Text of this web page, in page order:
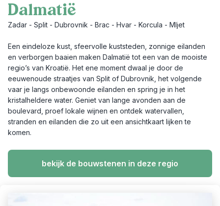
Dalmatië
Zadar - Split - Dubrovnik - Brac - Hvar - Korcula - Mljet
Een eindeloze kust, sfeervolle kuststeden, zonnige eilanden
en verborgen baaien maken Dalmatië tot een van de mooiste
regio’s van Kroatië. Het ene moment dwaal je door de
eeuwenoude straatjes van Split of Dubrovnik, het volgende
vaar je langs onbewoonde eilanden en spring je in het
kristalheldere water. Geniet van lange avonden aan de
boulevard, proef lokale wijnen en ontdek watervallen,
stranden en eilanden die zo uit een ansichtkaart lijken te
komen.
bekijk de bouwstenen in deze regio